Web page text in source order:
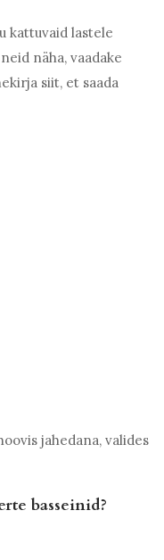
kattuvaid lastele
näha, vaadake
siit, et saada
jahedana, valides
basseinid?